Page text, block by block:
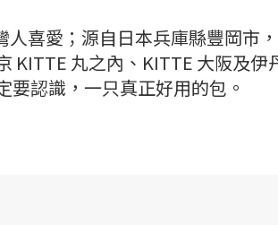
喜愛；源自日本兵庫縣豐岡市
KITTE 丸之內、KITTE 大阪及伊
認識，一只真正好用的包。